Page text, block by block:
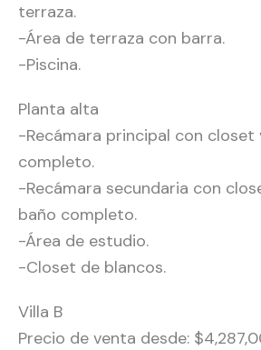
terraza.
-Área de terraza con barra.
-Piscina.
Planta alta
-Recámara principal con
completo.
-Recámara secundaria con
baño completo.
-Área de estudio.
-Closet de blancos.
Villa B
Precio de venta desde: